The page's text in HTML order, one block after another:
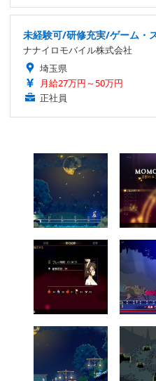
未経験可/研修充実/ゲーム・
ナナイロモバイル株式会社
埼玉県
月給27万円～50万円
正社員